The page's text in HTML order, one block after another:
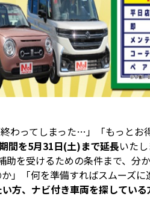
わってしまった…」「もっと
間を5月31日(土)まで延長いた
を受けるための条件まで、分
」「何を準備すればスムーズに
方、ナビ付き車両を探している